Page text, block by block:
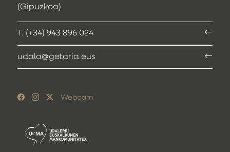
(Gipuzkoa)
T. (+34) 943 896 024
udala@getaria.eus
Webcam